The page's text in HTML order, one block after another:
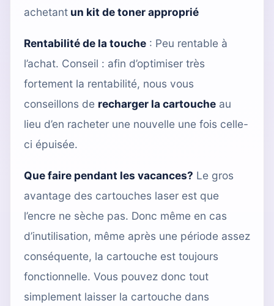
achetant un kit de toner approprié
Rentabilité de la touche : Peu rentable à
l’achat. Conseil : afin d’optimiser très
fortement la rentabilité, nous vous
conseillons de recharger la cartouche au
lieu d’en racheter une nouvelle une fois celle-
ci épuisée.
Que faire pendant les vacances? Le gros
avantage des cartouches laser est que
l’encre ne sèche pas. Donc même en cas
d’inutilisation, même après une période assez
conséquente, la cartouche est toujours
fonctionnelle. Vous pouvez donc tout
simplement laisser la cartouche dans